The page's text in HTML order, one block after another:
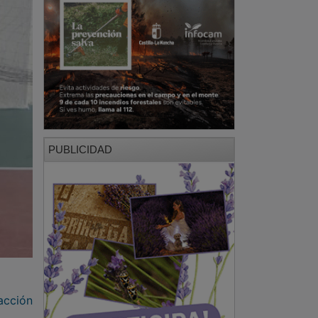
PUBLICIDAD